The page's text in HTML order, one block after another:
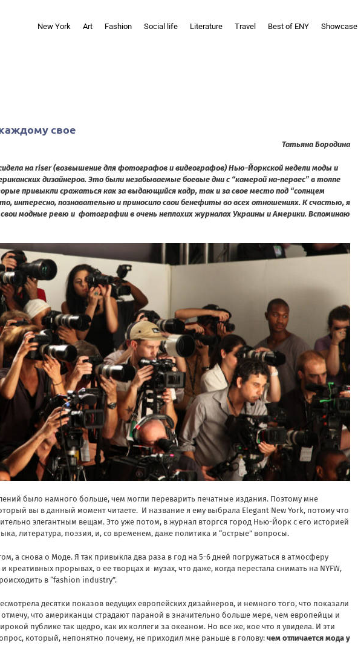
New York Art Fashion Social life Literature Travel Best of ENY Showcase
свое
Татьяна Бородина
на riser (возвышение для фотографов и видеографов) Нью-Йоркской недели моды и
дизайнеров. Это были незабываемые боевые дни с “камерой на-первес” в толпе
привыкли сражаться как за выдающийся кадр, так и за свое место под “солнцем
интересно, познавательно и приносило свои бенефиты во всех отношениях. К счастью, я
модные ревю и фотографии в очень неплохих журналах Украины и Америки.Вспоминаю
было намного больше, чем могли переварить печатные издания. Поэтому мне
вы в данный момент читаете. И название я ему выбрала Elegant New York, потому что
элегантным вещам. Это уже потом, в журнал вторгся город Нью-Йорк с его историей
литература, поэзия, и, со временем, даже политика и “острые” вопросы.
а снова о Моде. Я так привыкла два раза в год на 5-6 дней погружаться в атмосферу
креативных прорывах, о ее творцах и музах, что даже, когда перестала снимать на NYFW,
в “fashion industry”.
десятки показов ведущих европейских дизайнеров, и немного того, что показали
что американцы страдают параной в значительно больше мере, чем европейцы и
публике так щедро, как их коллеги за океаном. Но все же, кое что я увидела. И эти
который, непонятно почему, не приходил мне раньше в голову: чем отличается мода у